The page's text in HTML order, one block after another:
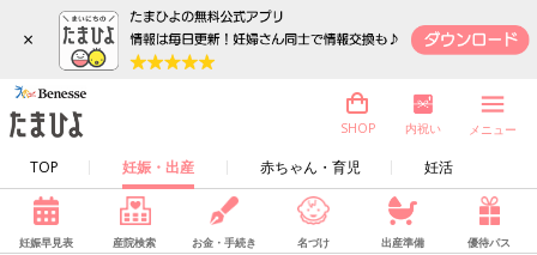
×
TOP 妊娠・出産 赤ちゃん・育児 妊活
SHOP 内祝い メニュー
妊娠早見表 産院検索 お金・手続き 名づけ 出産準備 優待パス